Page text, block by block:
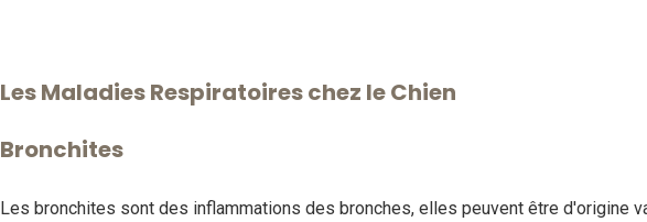
Les Maladies Respiratoires chez le Chien
Bronchites
Les bronchites sont des inflammations des bronches, elles peuvent être d'origine